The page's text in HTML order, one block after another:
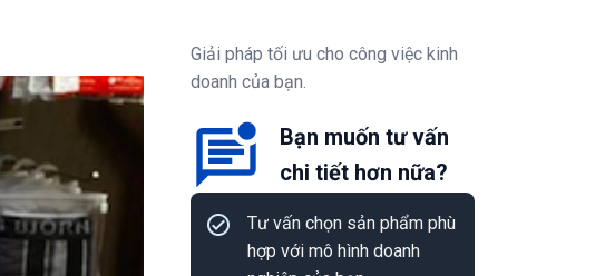
Giải pháp tối ưu cho công việc kinh
doanh của bạn.
Bạn muốn tư vấn
chi tiết hơn nữa?
Tư vấn chọn sản phẩm phù
hợp với mô hình doanh